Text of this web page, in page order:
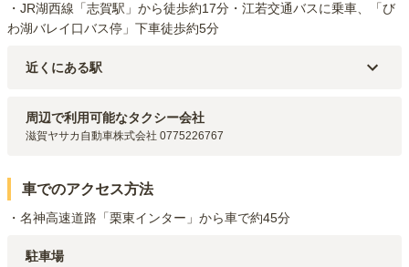
・JR湖西線「志賀駅」から徒歩約17分・江若交通バスに乗車、「び
わ湖バレイ口バス停」下車徒歩約5分
近くにある駅
周辺で利用可能なタクシー会社
滋賀ヤサカ自動車株式会社 0775226767
車でのアクセス方法
・名神高速道路「栗東インター」から車で約45分
駐車場